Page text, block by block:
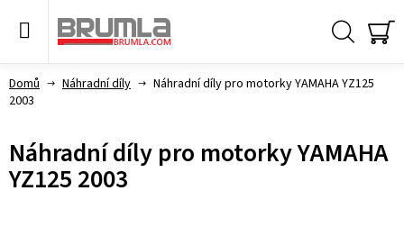
Domů Náhradní díly
Náhradní díly pro motorky YAMAHA YZ125
2003
Náhradní díly pro motorky YAMAHA
YZ125 2003